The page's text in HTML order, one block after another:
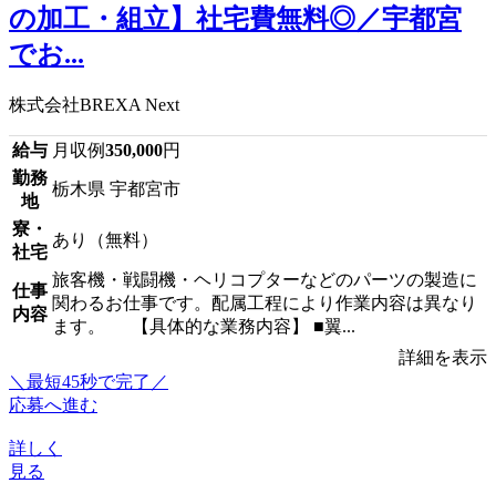
の加工・組立】社宅費無料◎／宇都宮
でお...
株式会社BREXA Next
給与 月収例350,000円
勤務
地
栃木県 宇都宮市
寮・
社宅
あり（無料）
仕事
内容
旅客機・戦闘機・ヘリコプターなどのパーツの製造に
関わるお仕事です。配属工程により作業内容は異なり
ます。 【具体的な業務内容】 ■翼...
詳細を表示
＼最短45秒で完了／
応募へ進む
詳しく
見る